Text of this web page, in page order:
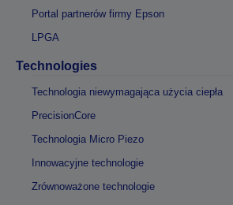
Portal partnerów firmy Epson
LPGA
Technologies
Technologia niewymagająca użycia ciepła
PrecisionCore
Technologia Micro Piezo
Innowacyjne technologie
Zrównoważone technologie